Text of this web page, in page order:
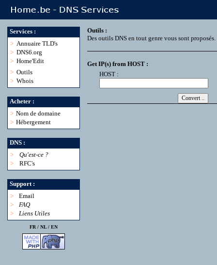
Services :
> Annuaire TLD's
> DNS6.org
> Home'Edit
> Outils
> Whois
Acheter :
> Nom de domaine
> Hébergement
DNS :
>
Qu'est-ce ?
>
RFC's
Support :
>
Email
>
FAQ
>
Liens Utiles
FR / NL/ EN
Outils :
Des outils DNS en tout genre vous sont proposés.
Get IP(s) from HOST :
HOST :